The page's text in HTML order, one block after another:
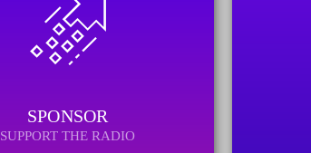
SPONSOR
SUPPORT THE RADIO